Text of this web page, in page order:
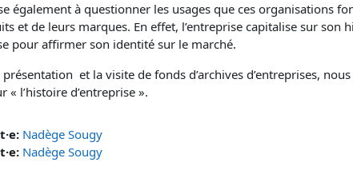
également à questionner les usages que ces organisations
et de leurs marques. En effet, l’entreprise capitalise sur
pour affirmer son identité sur le marché.
et la visite de fonds d’archives d’entreprises,
« l’histoire d’entreprise ».
Nadège Sougy
Nadège Sougy